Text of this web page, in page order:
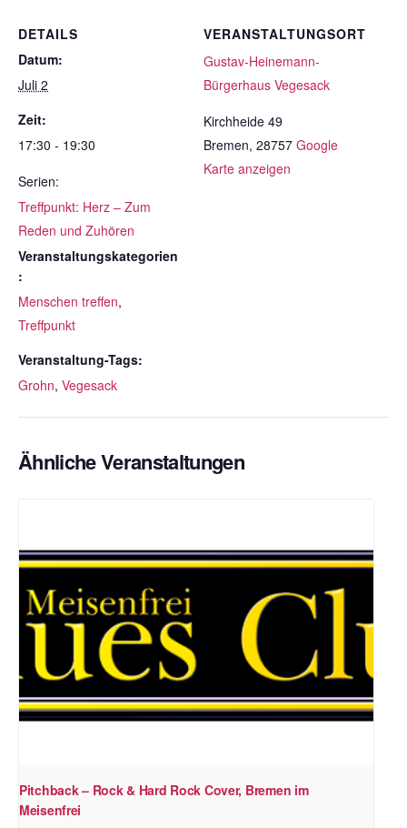
DETAILS
Datum:
Juli 2
Zeit:
17:30 - 19:30
Serien:
Treffpunkt: Herz – Zum
Reden und Zuhören
Veranstaltungskategorien
:
Menschen treffen,
Treffpunkt
Veranstaltung-Tags:
Grohn, Vegesack
VERANSTALTUNGSORT
Gustav-Heinemann-
Bürgerhaus Vegesack
Kirchheide 49
Bremen, 28757 Google
Karte anzeigen
Ähnliche Veranstaltungen
Pitchback – Rock & Hard Rock Cover, Bremen im
Meisenfrei